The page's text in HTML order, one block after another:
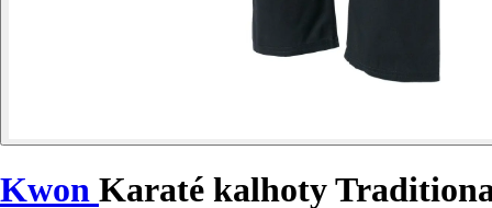
Kwon Karaté kalhoty